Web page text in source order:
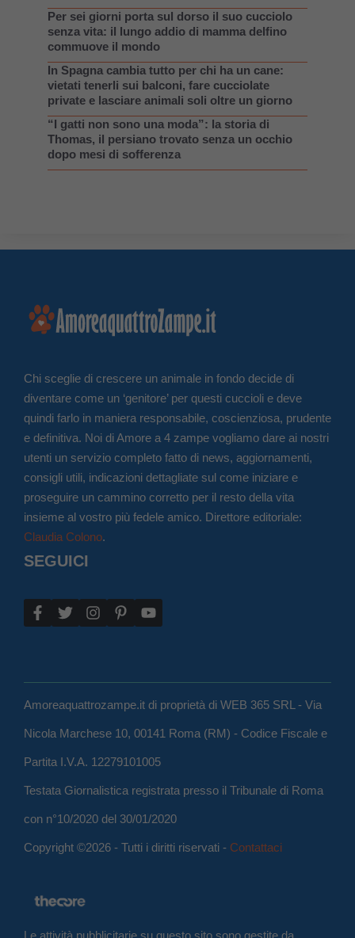
Per sei giorni porta sul dorso il suo cucciolo
senza vita: il lungo addio di mamma delfino
commuove il mondo
In Spagna cambia tutto per chi ha un cane:
vietati tenerli sui balconi, fare cucciolate
private e lasciare animali soli oltre un giorno
“I gatti non sono una moda”: la storia di
Thomas, il persiano trovato senza un occhio
dopo mesi di sofferenza
Chi sceglie di crescere un animale in fondo decide di
diventare come un ‘genitore’ per questi cuccioli e deve
quindi farlo in maniera responsabile, coscienziosa, prudente
e definitiva. Noi di Amore a 4 zampe vogliamo dare ai nostri
utenti un servizio completo fatto di news, aggiornamenti,
consigli utili, indicazioni dettagliate sul come iniziare e
proseguire un cammino corretto per il resto della vita
insieme al vostro più fedele amico. Direttore editoriale:
Claudia Colono.
SEGUICI
Amoreaquattrozampe.it di proprietà di WEB 365 SRL - Via
Nicola Marchese 10, 00141 Roma (RM) - Codice Fiscale e
Partita I.V.A. 12279101005
Testata Giornalistica registrata presso il Tribunale di Roma
con n°10/2020 del 30/01/2020
Copyright ©2026 - Tutti i diritti riservati - Contattaci
Le attività pubblicitarie su questo sito sono gestite da